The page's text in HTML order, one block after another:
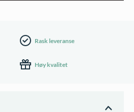
Rask leveranse
Høy kvalitet